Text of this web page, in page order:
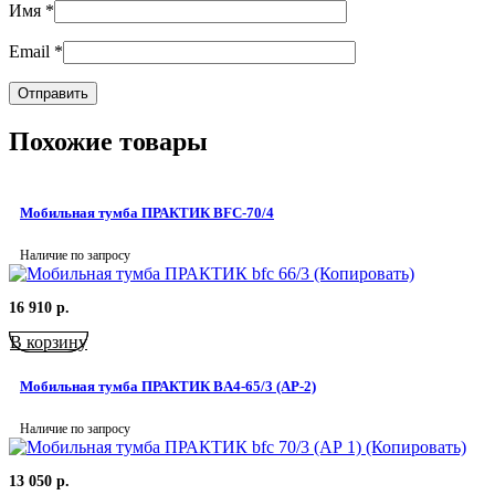
Имя *
Email *
Похожие товары
Мобильная тумба ПРАКТИК BFC-70/4
Наличие по запросу
16 910 р.
В корзину
Мобильная тумба ПРАКТИК BA4-65/3 (АР-2)
Наличие по запросу
13 050 р.